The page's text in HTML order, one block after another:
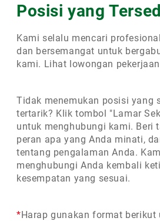
Posisi yang
Kami selalu mencari
dan bersemangat untuk
kami. Lihat lowongan
Tidak menemukan posisi yang
tertarik? Klik tombol "Lamar
untuk menghubungi kami. Beri
peran apa yang Anda minati,
tentang pengalaman Anda.
menghubungi Anda kembali
kesempatan yang sesuai.
*Harap gunakan format berikut